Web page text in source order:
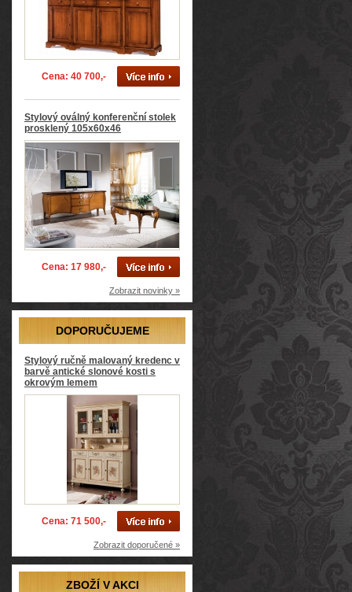
Cena: 40 700,-
Stylový oválný konferenční stolek
prosklený 105x60x46
Cena: 17 980,-
Zobrazit novinky »
DOPORUČUJEME
Stylový ručně malovaný kredenc v
barvě antické slonové kosti s
okrovým lemem
Cena: 71 500,-
Zobrazit doporučené »
ZBOŽÍ V AKCI